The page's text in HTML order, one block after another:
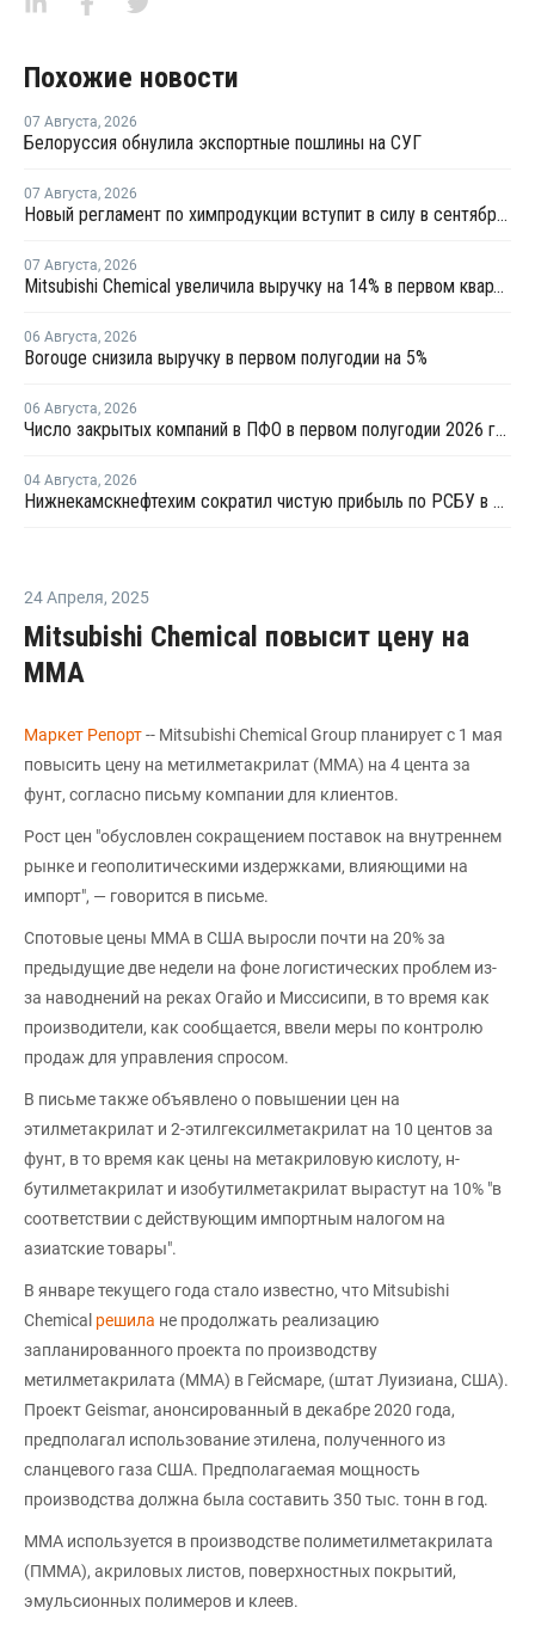
Похожие новости
07 Августа, 2026
Белоруссия обнулила экспортные пошлины на СУГ
07 Августа, 2026
Новый регламент по химпродукции вступит в силу в сентябре 2027 года
07 Августа, 2026
Mitsubishi Chemical увеличила выручку на 14% в первом квартале японского финансового года
06 Августа, 2026
Borouge снизила выручку в первом полугодии на 5%
06 Августа, 2026
Число закрытых компаний в ПФО в первом полугодии 2026 года вдвое превысило число новых
04 Августа, 2026
Нижнекамскнефтехим сократил чистую прибыль по РСБУ в 15 раз в первом полугодии
24 Апреля, 2025
Mitsubishi Chemical повысит цену на
ММА
Маркет Репорт-- Mitsubishi Chemical Group планирует с 1 мая
повысить цену на метилметакрилат (ММА) на 4 цента за
фунт, согласно письму компании для клиентов.
Рост цен "обусловлен сокращением поставок на внутреннем
рынке и геополитическими издержками, влияющими на
импорт", — говорится в письме.
Спотовые цены ММА в США выросли почти на 20% за
предыдущие две недели на фоне логистических проблем из-
за наводнений на реках Огайо и Миссисипи, в то время как
производители, как сообщается, ввели меры по контролю
продаж для управления спросом.
В письме также объявлено о повышении цен на
этилметакрилат и 2-этилгексилметакрилат на 10 центов за
фунт, в то время как цены на метакриловую кислоту, н-
бутилметакрилат и изобутилметакрилат вырастут на 10% "в
соответствии с действующим импортным налогом на
азиатские товары".
В январе текущего года стало известно, что Mitsubishi
Chemical решила не продолжать реализацию
запланированного проекта по производству
метилметакрилата (ММА) в Гейсмаре, (штат Луизиана, США).
Проект Geismar, анонсированный в декабре 2020 года,
предполагал использование этилена, полученного из
сланцевого газа США. Предполагаемая мощность
производства должна была составить 350 тыс. тонн в год.
ММА используется в производстве полиметилметакрилата
(ПММА), акриловых листов, поверхностных покрытий,
эмульсионных полимеров и клеев.